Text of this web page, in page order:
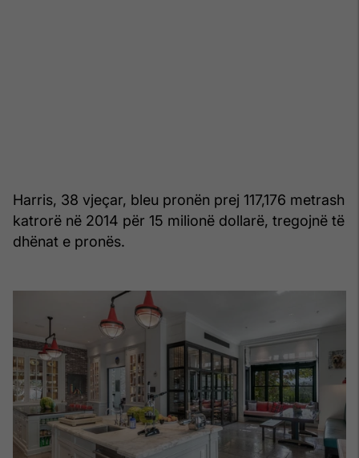
Harris, 38 vjeçar, bleu pronën prej 117,176 metrash
katrorë në 2014 për 15 milionë dollarë, tregojnë të
dhënat e pronës.